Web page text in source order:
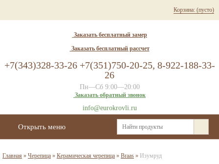
Корзина: (пусто)
Заказать бесплатный замер
Заказать бесплатный рассчет
+7(343)328-33-26 +7(351)750-20-25, 8-922-188-33-
26
Пн—Сб 9:00—20:00
Заказать обратный звонок
info@eurokrovli.ru
Открыть меню
Главная » Черепица » Керамическая черепица » Braas » Изумруд